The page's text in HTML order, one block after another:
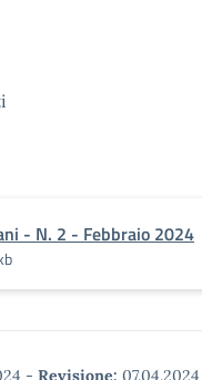
- N. 2 - Febbraio 2024
- Revisione: 07.04.2024